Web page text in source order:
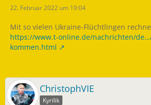
22. Februar 2022 um 19:04
Mit so vielen Ukraine-Flüchtlingen
https://www.t-online.de/nachrichten/
kommen.html
ChristophVIE
Kyrilik